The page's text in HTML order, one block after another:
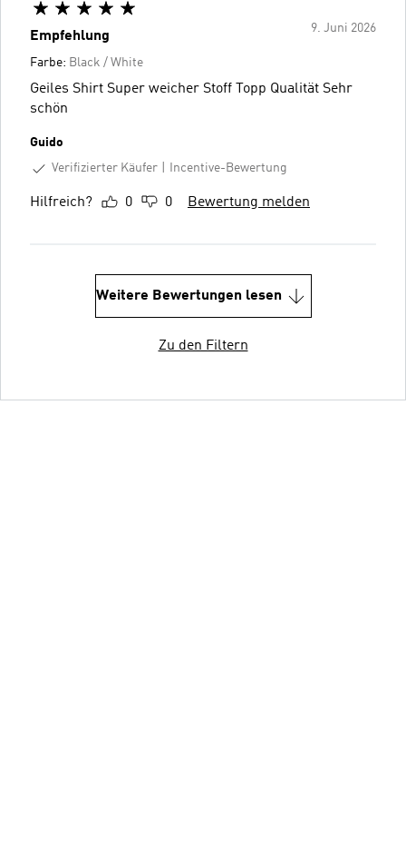
9. Juni 2026
Empfehlung
Farbe: Black / White
Geiles Shirt Super weicher Stoff Topp Qualität Sehr
schön
Guido
Verifizierter Käufer
Incentive-Bewertung
Hilfreich? 0 0 Bewertung melden
Weitere Bewertungen lesen
Zu den Filtern